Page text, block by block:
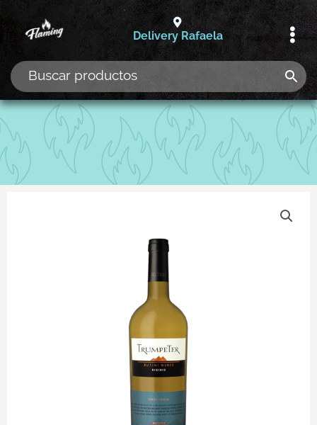
al
contenido
Delivery Rafaela